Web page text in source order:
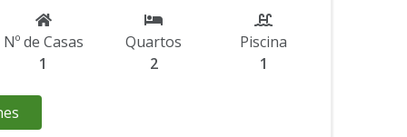
para famílias e momentos de lazer. A residência
em piso frio e azulejo até o teto, proporcionando
e elegante. As janelas e o portão de madeira
e acolhedor, enquanto a casa já vem mobiliada,
possui garagem privativa, água individualizada,
calor, espaço gourmet e churrasqueira para reunir
Nº de Casas
1
Quartos
2
Piscina
1